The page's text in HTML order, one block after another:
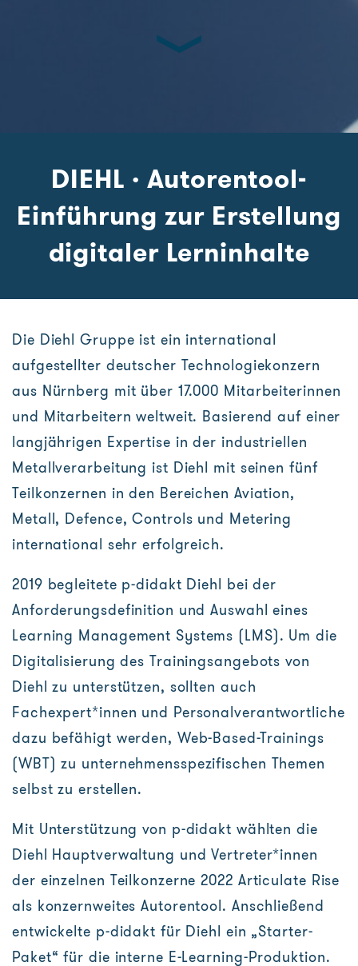
DIEHL · Autorentool-
Einführung zur Erstellung
digitaler Lerninhalte
Die Diehl Gruppe ist ein international
aufgestellter deutscher Technologiekonzern
aus Nürnberg mit über 17.000 Mitarbeiterinnen
und Mitarbeitern weltweit. Basierend auf einer
langjährigen Expertise in der industriellen
Metallverarbeitung ist Diehl mit seinen fünf
Teilkonzernen in den Bereichen Aviation,
Metall, Defence, Controls und Metering
international sehr erfolgreich.
2019 begleitete p-didakt Diehl bei der
Anforderungsdefinition und Auswahl eines
Learning Management Systems (LMS). Um die
Digitalisierung des Trainingsangebots von
Diehl zu unterstützen, sollten auch
Fachexpert*innen und Personalverantwortliche
dazu befähigt werden, Web-Based-Trainings
(WBT) zu unternehmensspezifischen Themen
selbst zu erstellen.
Mit Unterstützung von p-didakt wählten die
Diehl Hauptverwaltung und Vertreter*innen
der einzelnen Teilkonzerne 2022 Articulate Rise
als konzernweites Autorentool. Anschließend
entwickelte p-didakt für Diehl ein „Starter-
Paket“ für die interne E-Learning-Produktion.